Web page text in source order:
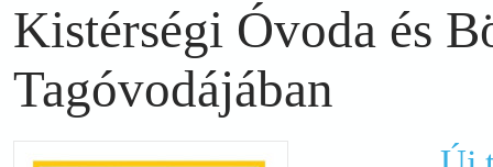
Kistérségi Óvoda és
Tagóvodájában